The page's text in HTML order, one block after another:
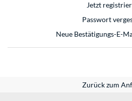
Jetzt
Passwort
Neue Bestätigungs-E-
Zurück zum